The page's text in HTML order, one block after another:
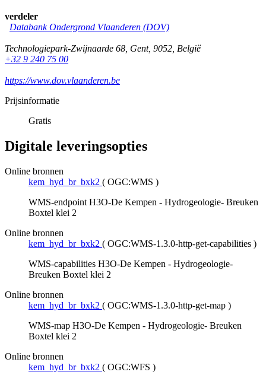
verdeler
Databank Ondergrond Vlaanderen (DOV)
Technologiepark-Zwijnaarde 68, Gent, 9052, België
+32 9 240 75 00
https://www.dov.vlaanderen.be
Prijsinformatie
Gratis
Digitale leveringsopties
Online bronnen
kem_hyd_br_bxk2 ( OGC:WMS )
WMS-endpoint H3O-De Kempen - Hydrogeologie- Breuken
Boxtel klei 2
Online bronnen
kem_hyd_br_bxk2 ( OGC:WMS-1.3.0-http-get-capabilities )
WMS-capabilities H3O-De Kempen - Hydrogeologie-
Breuken Boxtel klei 2
Online bronnen
kem_hyd_br_bxk2 ( OGC:WMS-1.3.0-http-get-map )
WMS-map H3O-De Kempen - Hydrogeologie- Breuken
Boxtel klei 2
Online bronnen
kem_hyd_br_bxk2 ( OGC:WFS )